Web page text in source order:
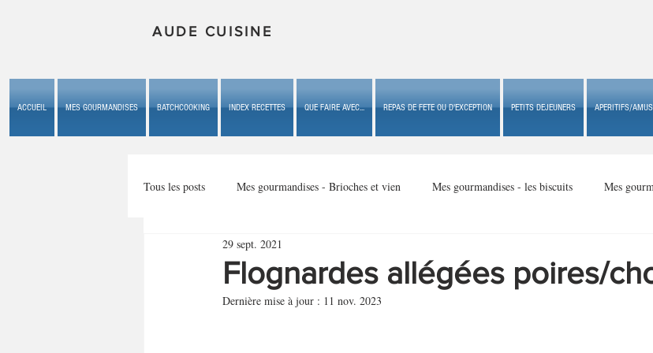
AUDE CUISINE
ACCUEIL MES GOURMANDISES BATCHCOOKING INDEX RECETTES QUE FAIRE AVEC... REPAS DE FETE OU D'EXCEPTION PETITS DEJEUNERS APERITIFS/
Tous les posts Mes gourmandises - Brioches et vien Mes gourmandises - les biscuits Mes
Mes gourmandises - les gâteaux du b
Mes gourmandises - plaisirs d'enfan
Flognardes allégées poires/
29 sept. 2021
Dernière mise à jour : 11 nov. 2023